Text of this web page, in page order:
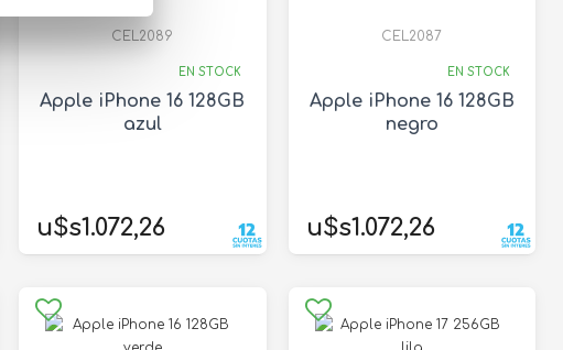
CEL2089
EN STOCK
Apple iPhone 16 128GB
azul
u$s1.072,26
CEL2087
EN STOCK
Apple iPhone 16 128GB
negro
u$s1.072,26